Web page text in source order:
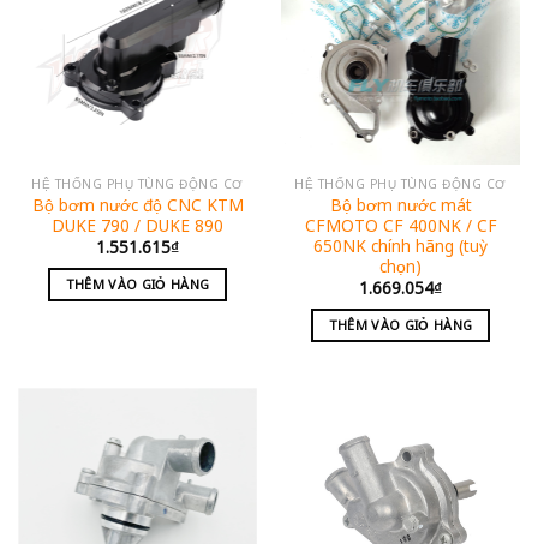
HỆ THỐNG PHỤ TÙNG ĐỘNG CƠ
Bộ bơm nước độ CNC KTM
DUKE 790 / DUKE 890
1.551.615₫
THÊM VÀO GIỎ HÀNG
HỆ THỐNG PHỤ TÙNG ĐỘNG CƠ
Bộ bơm nước mát
CFMOTO CF 400NK / CF
650NK chính hãng (tuỳ
chọn)
1.669.054₫
THÊM VÀO GIỎ HÀNG